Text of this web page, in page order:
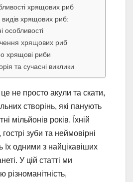
хрящових риб
видів хрящових риб:
особливості
хрящових риб
хрящові риби
та сучасні виклики
не просто акули та скати,
створінь, які панують
мільйонів років. Їхній
зуби та неймовірні
їх одними з найцікавіших
У цій статті ми
різноманітність,